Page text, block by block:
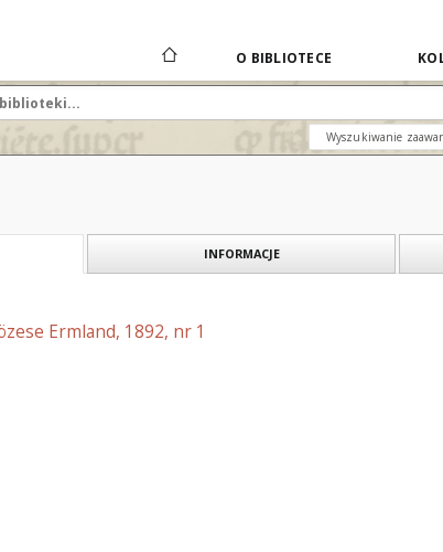
O BIBLIOTECE
Wyszukiwanie
INFORMACJE
Ermland, 1892, nr 1